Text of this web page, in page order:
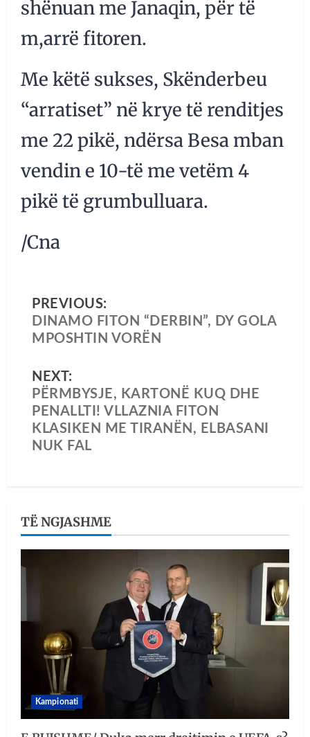
shënuan me Janaqin, për të
m,arrë fitoren.
Me këtë sukses, Skënderbeu
“arratiset” në krye të renditjes
me 22 pikë, ndërsa Besa mban
vendin e 10-të me vetëm 4
pikë të grumbulluara.
/Cna
PREVIOUS:
DINAMO FITON “DERBIN”, DY GOLA
MPOSHTIN VORËN
NEXT:
PËRMBYSJE, KARTONË KUQ DHE
PENALLTI! VLLAZNIA FITON
KLASIKEN ME TIRANËN, ELBASANI
NUK FAL
TË NGJASHME
Kampionati